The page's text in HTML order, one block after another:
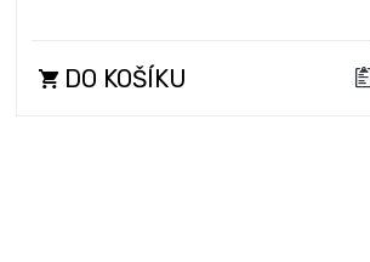
DO KOŠÍKU